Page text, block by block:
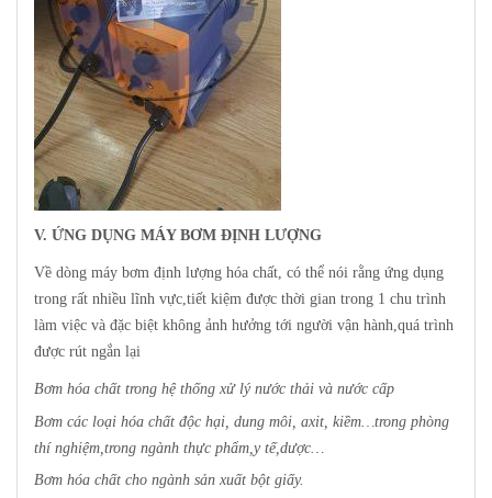
V. ỨNG DỤNG MÁY BƠM ĐỊNH LƯỢNG
Về dòng máy bơm định lượng hóa chất, có thể nói rằng ứng dụng
trong rất nhiều lĩnh vực,tiết kiệm được thời gian trong 1 chu trình
làm việc và đặc biệt không ảnh hưởng tới người vận hành,quá trình
được rút ngắn lại
Bơm hóa chất trong hệ thống xử lý nước thải và nước cấp
Bơm các loại hóa chất độc hại, dung môi, axit, kiềm…trong phòng
thí nghiệm,trong ngành thực phẩm,y tế,dược…
Bơm hóa chất cho ngành sản xuất bột giấy.